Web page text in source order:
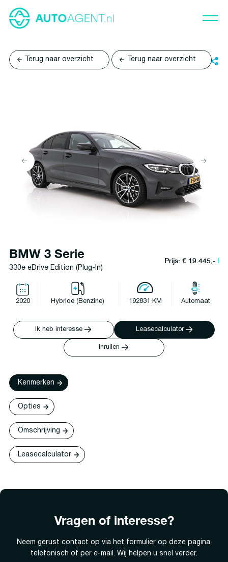
Terug naar overzicht Terug naar overzicht
BMW 3 Serie
330e eDrive Edition (Plug-In)
Prijs: € 19.445,-l
2020 Hybride (Benzine) 192831 KM Automaat
Ik heb interesse Leasecalculator
Inruilen
Kenmerken
Opties
Omschrijving
Leasecalculator
Vragen of interesse?
Neem gerust contact op via het formulier op deze pagina,
telefonisch of per e-mail. Wij helpen u snel verder.